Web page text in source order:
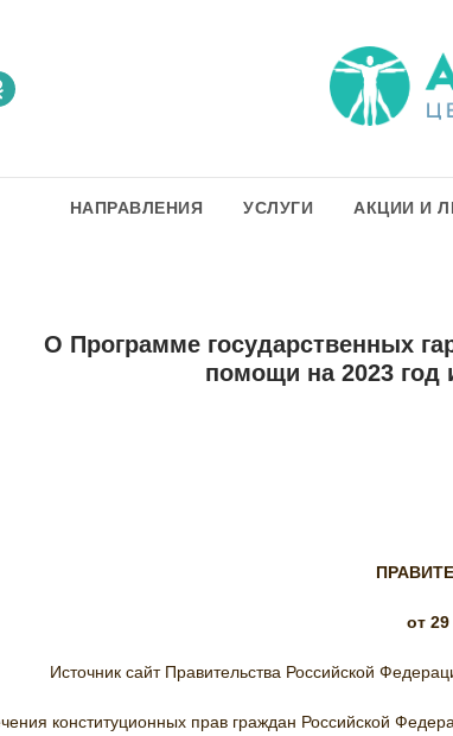
НАПРАВЛЕНИЯ УСЛУГИ АКЦИИ И
О Программе государственных
помощи на 2023 год
от
Источник сайт Правительства Российской
конституционных прав граждан Российской